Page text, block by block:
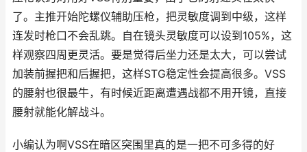
了。主推开始陀螺仪辅助压枪，把灵敏度调到中级，这样
连发时枪口不会乱跳。自在镜头灵敏度可以设到105%，这
样观察四周更灵活。要是觉得后坐力还是太大，可以尝试
加装前握把和后握把，这样STG稳定性会提高很多。VSS
的腰射也很最牛，有时候近距离遭遇战都不用开镜，直接
腰射就能化解战斗。
小编认为啊VSS在暗区突围里真的是一把不可多得的好